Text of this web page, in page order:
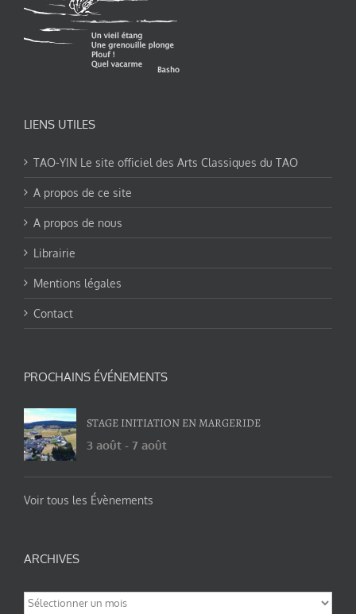
LIENS UTILES
TAO-YIN Le site officiel des Arts Classiques du TAO
A propos de ce site
A propos de nous
Librairie
Mentions légales
Contact
PROCHAINS ÉVÉNEMENTS
STAGE INITIATION EN MARGERIDE
3 août - 7 août
Voir tous les Évènements
ARCHIVES
Archives